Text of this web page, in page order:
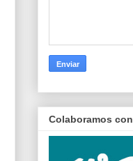
Colaboramos con